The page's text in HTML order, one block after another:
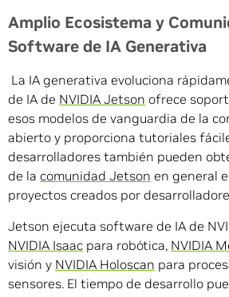
Amplio Ecosistema y
Software de IA Generativa
La IA generativa evoluciona
de IA de NVIDIA Jetson ofrece
esos modelos de vanguardia de la
abierto y proporciona tutoriales
desarrolladores también pueden
de la comunidad Jetson en general
proyectos creados por
Jetson ejecuta software de IA de
NVIDIA Isaac para robótica, NVIDIA
visión y NVIDIA Holoscan para
sensores. El tiempo de desarrollo